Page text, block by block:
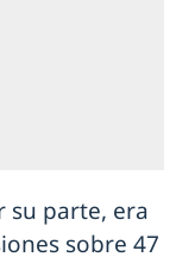
su parte, era
sobre 47